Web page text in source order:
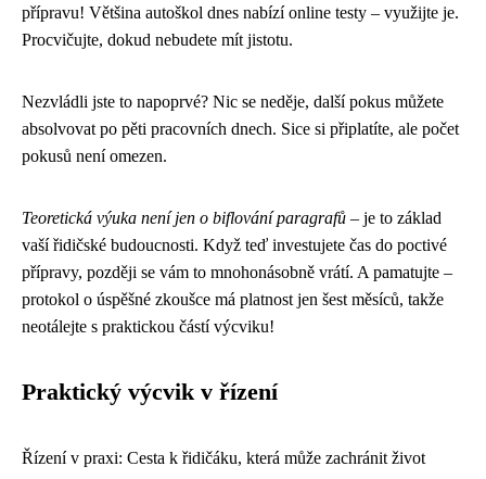
přípravu! Většina autoškol dnes nabízí online testy – využijte je.
Procvičujte, dokud nebudete mít jistotu.
Nezvládli jste to napoprvé? Nic se neděje, další pokus můžete
absolvovat po pěti pracovních dnech. Sice si připlatíte, ale počet
pokusů není omezen.
Teoretická výuka není jen o biflování paragrafů – je to základ
vaší řidičské budoucnosti. Když teď investujete čas do poctivé
přípravy, později se vám to mnohonásobně vrátí. A pamatujte –
protokol o úspěšné zkoušce má platnost jen šest měsíců, takže
neotálejte s praktickou částí výcviku!
Praktický výcvik v řízení
Řízení v praxi: Cesta k řidičáku, která může zachránit život